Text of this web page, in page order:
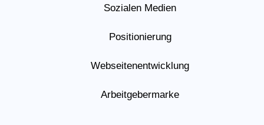
Sozialen Medien
Positionierung
Webseitenentwicklung
Arbeitgebermarke